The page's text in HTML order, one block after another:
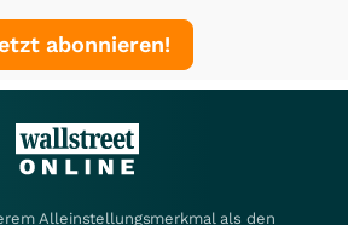
abonnieren!
Alleinstellungsmerkmal als den